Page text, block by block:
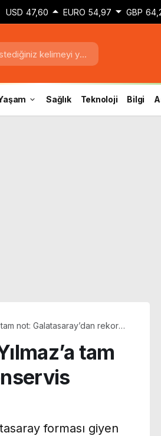
USD 47,60 EURO 54,97 GBP
Sağlık Teknoloji Bilgi
not: Galatasaray’dan rekor
tam
forması giyen